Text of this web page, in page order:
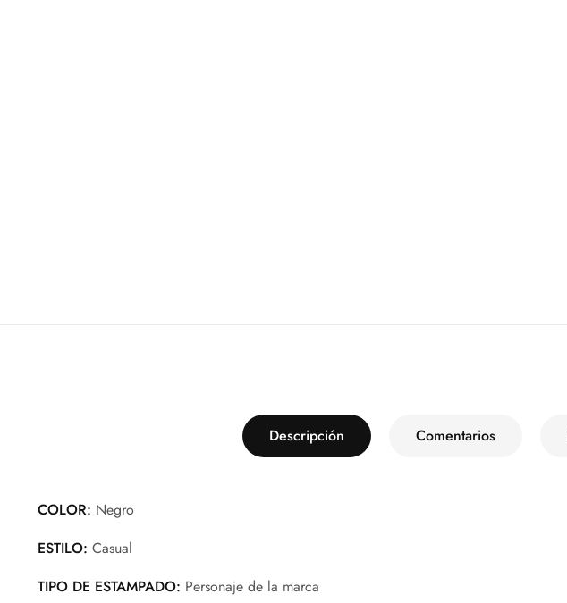
Descripción Comentarios
COLOR: Negro
ESTILO: Casual
TIPO DE ESTAMPADO: Personaje de la marca